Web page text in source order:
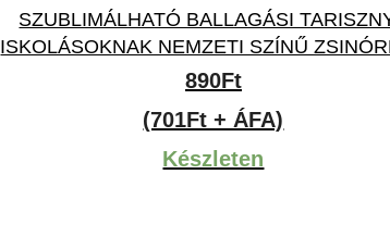
SZUBLIMÁLHATÓ BALLAGÁSI
ISKOLÁSOKNAK NEMZETI SZÍNŰ
890Ft
(701Ft + ÁFA)
Készleten